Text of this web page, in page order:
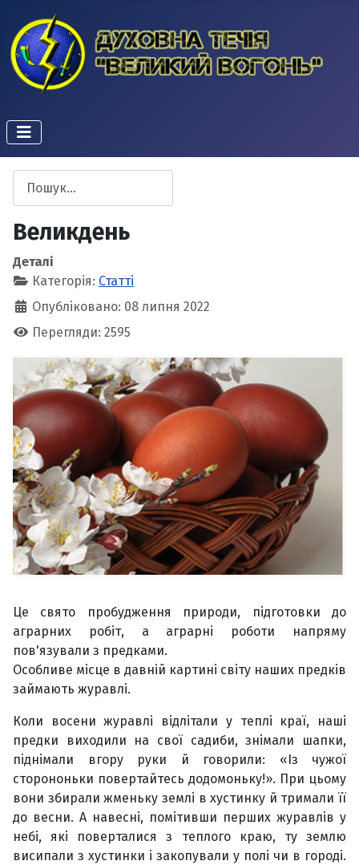
Великдень
Деталі
Категорія: Статті
Опубліковано: 08 липня 2022
Перегляди: 2595
Це свято пробудження природи, підготовки до
аграрних робіт, а аграрні роботи напряму
пов'язували з предками.
Особливе місце в давній картині світу наших предків
займають журавлі.
Коли восени журавлі відлітали у теплі краї, наші
предки виходили на свої садиби, знімали шапки,
піднімали вгору руки й говорили: «Із чужої
сторононьки повертайтесь додомоньку!». При цьому
вони збирали жменьку землі в хустинку й тримали її
до весни. А навесні, помітивши перших журавлів у
небі, які поверталися з теплого краю, ту землю
висипали з хустинки і закопували у полі чи в городі.